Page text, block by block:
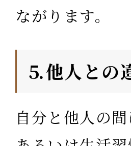
ながります。
⒌他人との
自分と他人の